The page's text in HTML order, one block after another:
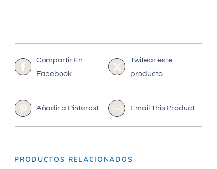
Compartir En
Facebook
Twitear este
producto
Añadir a Pinterest Email This Product
PRODUCTOS RELACIONADOS